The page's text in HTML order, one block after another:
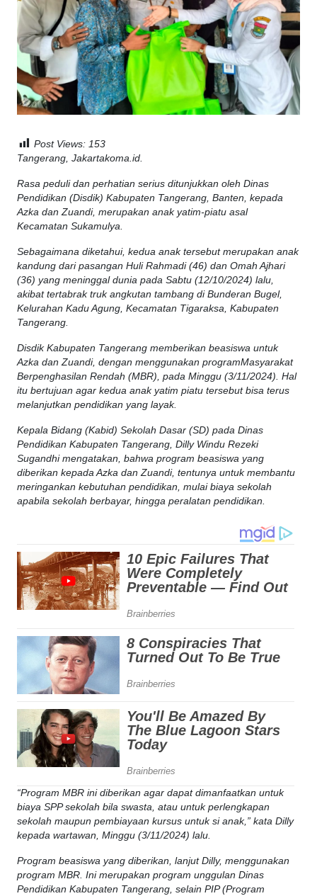
Post Views: 153
Tangerang, Jakartakoma.id.
Rasa peduli dan perhatian serius ditunjukkan oleh Dinas
Pendidikan (Disdik) Kabupaten Tangerang, Banten, kepada
Azka dan Zuandi, merupakan anak yatim-piatu asal
Kecamatan Sukamulya.
Sebagaimana diketahui, kedua anak tersebut merupakan anak
kandung dari pasangan Huli Rahmadi (46) dan Omah Ajhari
(36) yang meninggal dunia pada Sabtu (12/10/2024) lalu,
akibat tertabrak truk angkutan tambang di Bunderan Bugel,
Kelurahan Kadu Agung, Kecamatan Tigaraksa, Kabupaten
Tangerang.
Disdik Kabupaten Tangerang memberikan beasiswa untuk
Azka dan Zuandi, dengan menggunakan programMasyarakat
Berpenghasilan Rendah (MBR), pada Minggu (3/11/2024). Hal
itu bertujuan agar kedua anak yatim piatu tersebut bisa terus
melanjutkan pendidikan yang layak.
Kepala Bidang (Kabid) Sekolah Dasar (SD) pada Dinas
Pendidikan Kabupaten Tangerang, Dilly Windu Rezeki
Sugandhi mengatakan, bahwa program beasiswa yang
diberikan kepada Azka dan Zuandi, tentunya untuk membantu
meringankan kebutuhan pendidikan, mulai biaya sekolah
apabila sekolah berbayar, hingga peralatan pendidikan.
“Program MBR ini diberikan agar dapat dimanfaatkan untuk
biaya SPP sekolah bila swasta, atau untuk perlengkapan
sekolah maupun pembiayaan kursus untuk si anak,” kata Dilly
kepada wartawan, Minggu (3/11/2024) lalu.
Program beasiswa yang diberikan, lanjut Dilly, menggunakan
program MBR. Ini merupakan program unggulan Dinas
Pendidikan Kabupaten Tangerang, selain PIP (Program